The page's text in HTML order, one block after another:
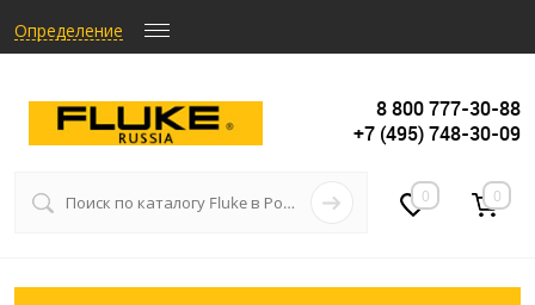
Определение
8 800 777-30-88
+7 (495) 748-30-09
0 0